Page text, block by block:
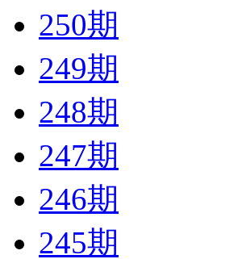
250期
249期
248期
247期
246期
245期